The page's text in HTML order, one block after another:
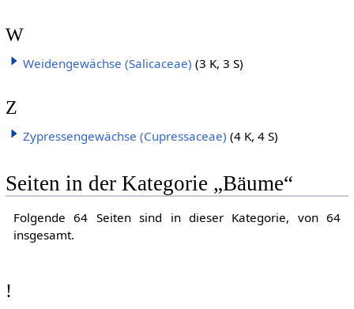
W
Weidengewächse (Salicaceae) (3 K, 3 S)
Z
Zypressengewächse (Cupressaceae) (4 K, 4 S)
Seiten in der Kategorie „Bäume“
Folgende 64 Seiten sind in dieser Kategorie, von 64
insgesamt.
!